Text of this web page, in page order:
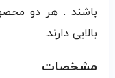
باشند . هر دو
بالایی دارند.
مشخصات